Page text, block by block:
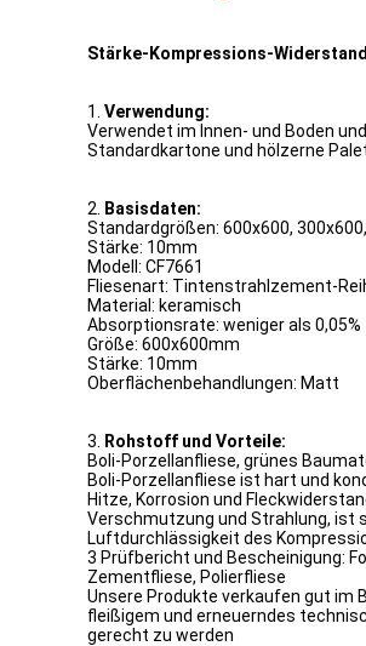
Stärke-Kompressions-
1. Verwendung:
Verwendet im Innen- und Boden
Standardkartone und hölzerne
2.
Basisdaten:
Standardgrößen: 600x600,
Stärke: 10mm
Modell: CF7661
Fliesenart: Tintenstrahlzement-
Material: keramisch
Absorptionsrate: weniger als 0,05%
Größe: 600x600mm
Stärke: 10mm
Oberflächenbehandlungen: Matt
3.
Rohstoff und Vorteile:
Boli-Porzellanfliese, grünes
Boli-Porzellanfliese ist hart und
Hitze, Korrosion und
Verschmutzung und Strahlung, ist
Luftdurchlässigkeit des
3 Prüfbericht und Bescheinigung:
Zementfliese, Polierfliese
Unsere Produkte verkaufen gut im
fleißigem und erneuerndes
gerecht zu werden